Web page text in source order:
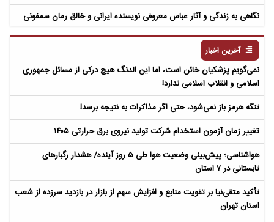
نگاهی به زندگی و آثار عباس معروفی نویسنده ایرانی و خالق رمان سمفونی
آخرین اخبار
نمی‌گویم پزشکیان خائن است، اما این الدنگ هیچ درکی از مسائل جمهوری
اسلامی و انقلاب اسلامی ندارد!
تنگه هرمز باز نمی‌شود، حتی اگر مذاکرات به نتیجه برسد!
تغییر زمان آزمون استخدام شرکت تولید نیروی برق حرارتی ۱۴۰۵
هواشناسی؛ پیش‌بینی وضعیت هوا طی ۵ روز آینده/ هشدار رگبارهای
تابستانی در ۷ استان
تأکید متقی‌نیا بر تقویت منابع و افزایش سهم از بازار در بازدید سرزده از شعب
استان تهران